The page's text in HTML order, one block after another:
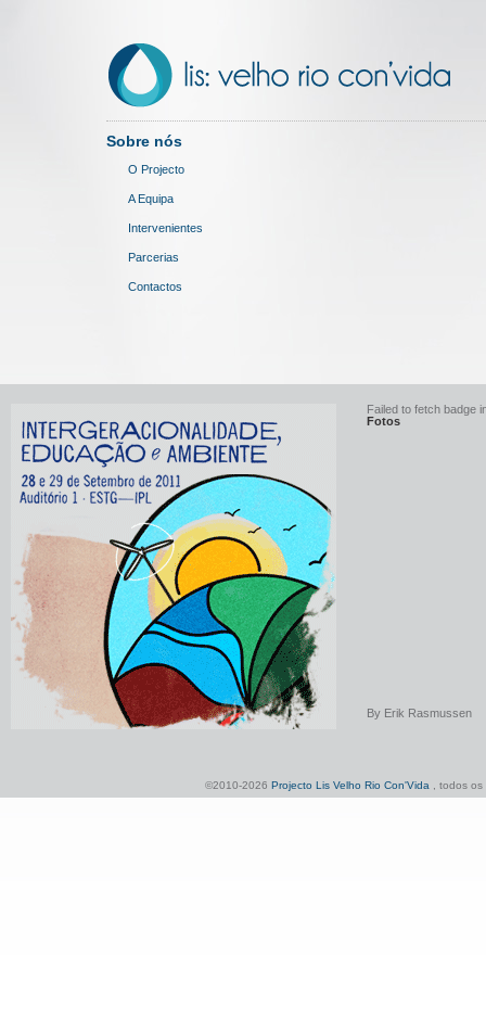
Sobre nós
O Projecto
A Equipa
Intervenientes
Parcerias
Contactos
Failed to fetch badge
Fotos
By Erik Rasmussen
©2010-2026 Projecto Lis Velho Rio Con'Vida , todos